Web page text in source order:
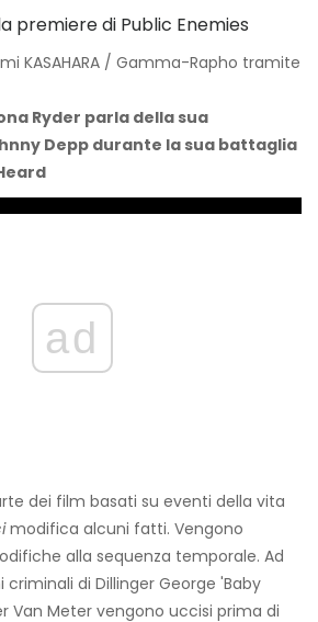
KASAHARA / Gamma-Rapho tramite
Ryder parla della sua
Depp durante la sua battaglia
ad
dei film basati su eventi della vita
modifica alcuni fatti. Vengono
alla sequenza temporale. Ad
di Dillinger George 'Baby
Van Meter vengono uccisi prima di